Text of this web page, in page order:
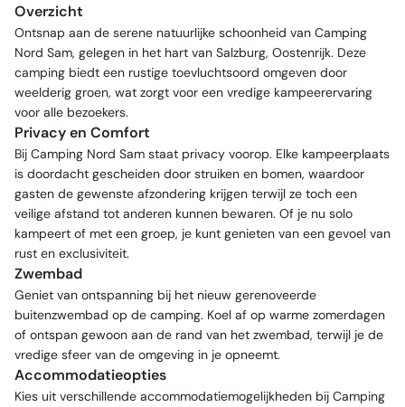
Overzicht
Ontsnap aan de serene natuurlijke schoonheid van Camping
Nord Sam, gelegen in het hart van Salzburg, Oostenrijk. Deze
camping biedt een rustige toevluchtsoord omgeven door
weelderig groen, wat zorgt voor een vredige kampeerervaring
voor alle bezoekers.
Privacy en Comfort
Bij Camping Nord Sam staat privacy voorop. Elke kampeerplaats
is doordacht gescheiden door struiken en bomen, waardoor
gasten de gewenste afzondering krijgen terwijl ze toch een
veilige afstand tot anderen kunnen bewaren. Of je nu solo
kampeert of met een groep, je kunt genieten van een gevoel van
rust en exclusiviteit.
Zwembad
Geniet van ontspanning bij het nieuw gerenoveerde
buitenzwembad op de camping. Koel af op warme zomerdagen
of ontspan gewoon aan de rand van het zwembad, terwijl je de
vredige sfeer van de omgeving in je opneemt.
Accommodatieopties
Kies uit verschillende accommodatiemogelijkheden bij Camping